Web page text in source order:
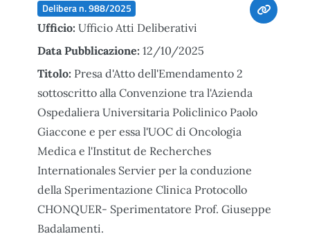
Delibera n. 988/2025
Ufficio: Ufficio Atti Deliberativi
Data Pubblicazione: 12/10/2025
Titolo: Presa d'Atto dell'Emendamento 2
sottoscritto alla Convenzione tra l'Azienda
Ospedaliera Universitaria Policlinico Paolo
Giaccone e per essa l'UOC di Oncologia
Medica e l'Institut de Recherches
Internationales Servier per la conduzione
della Sperimentazione Clinica Protocollo
CHONQUER- Sperimentatore Prof. Giuseppe
Badalamenti.